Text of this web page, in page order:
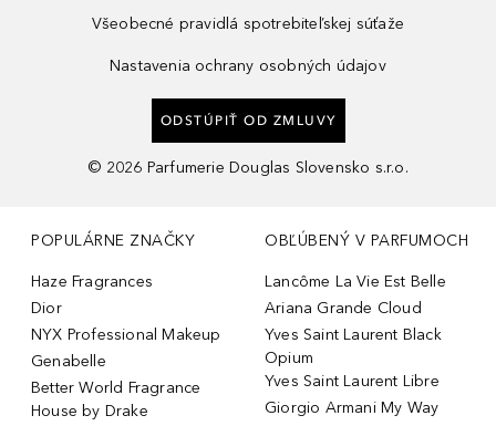
Všeobecné pravidlá spotrebiteľskej súťaže
Nastavenia ochrany osobných údajov
ODSTÚPIŤ OD ZMLUVY
© 2026 Parfumerie Douglas Slovensko s.r.o.
POPULÁRNE ZNAČKY
Haze Fragrances
Dior
NYX Professional Makeup
Genabelle
Better World Fragrance
House by Drake
OBĽÚBENÝ V PARFUMOCH
Lancôme La Vie Est Belle
Ariana Grande Cloud
Yves Saint Laurent Black
Opium
Yves Saint Laurent Libre
Giorgio Armani My Way